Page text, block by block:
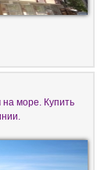
море. Купить